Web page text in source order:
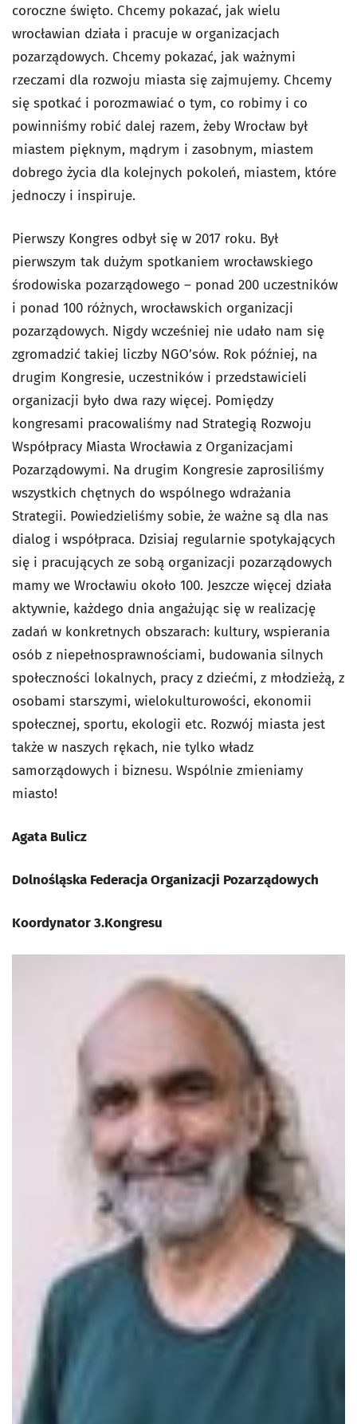
coroczne święto. Chcemy pokazać, jak wielu
wrocławian działa i pracuje w organizacjach
pozarządowych. Chcemy pokazać, jak ważnymi
rzeczami dla rozwoju miasta się zajmujemy. Chcemy
się spotkać i porozmawiać o tym, co robimy i co
powinniśmy robić dalej razem, żeby Wrocław był
miastem pięknym, mądrym i zasobnym, miastem
dobrego życia dla kolejnych pokoleń, miastem, które
jednoczy i inspiruje.
Pierwszy Kongres odbył się w 2017 roku. Był
pierwszym tak dużym spotkaniem wrocławskiego
środowiska pozarządowego – ponad 200 uczestników
i ponad 100 różnych, wrocławskich organizacji
pozarządowych. Nigdy wcześniej nie udało nam się
zgromadzić takiej liczby NGO’sów. Rok później, na
drugim Kongresie, uczestników i przedstawicieli
organizacji było dwa razy więcej. Pomiędzy
kongresami pracowaliśmy nad Strategią Rozwoju
Współpracy Miasta Wrocławia z Organizacjami
Pozarządowymi. Na drugim Kongresie zaprosiliśmy
wszystkich chętnych do wspólnego wdrażania
Strategii. Powiedzieliśmy sobie, że ważne są dla nas
dialog i współpraca. Dzisiaj regularnie spotykających
się i pracujących ze sobą organizacji pozarządowych
mamy we Wrocławiu około 100. Jeszcze więcej działa
aktywnie, każdego dnia angażując się w realizację
zadań w konkretnych obszarach: kultury, wspierania
osób z niepełnosprawnościami, budowania silnych
społeczności lokalnych, pracy z dziećmi, z młodzieżą, z
osobami starszymi, wielokulturowości, ekonomii
społecznej, sportu, ekologii etc. Rozwój miasta jest
także w naszych rękach, nie tylko władz
samorządowych i biznesu. Wspólnie zmieniamy
miasto!
Agata Bulicz
Dolnośląska Federacja Organizacji Pozarządowych
Koordynator 3.Kongresu